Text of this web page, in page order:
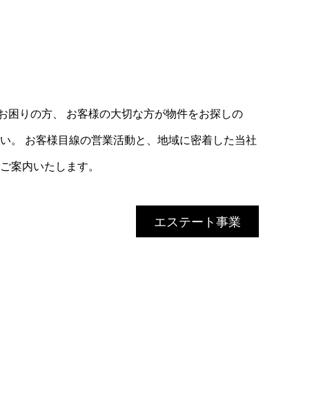
困りの方、 お客様の大切な方が物件をお探しの
。 お客様目線の営業活動と、地域に密着した当社
案内いたします。
エステート事業